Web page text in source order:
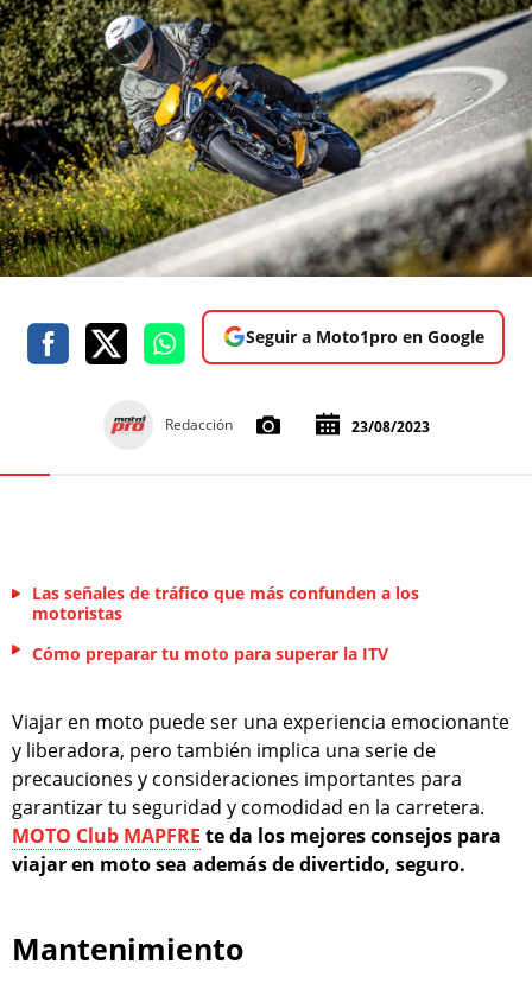
Seguir a Moto1pro en Google
Redacción 23/08/2023
Las señales de tráfico que más confunden a los
motoristas
Cómo preparar tu moto para superar la ITV
Viajar en moto puede ser una experiencia emocionante
y liberadora, pero también implica una serie de
precauciones y consideraciones importantes para
garantizar tu seguridad y comodidad en la carretera.
MOTO Club MAPFRE te da los mejores consejos para
viajar en moto sea además de divertido, seguro.
Mantenimiento